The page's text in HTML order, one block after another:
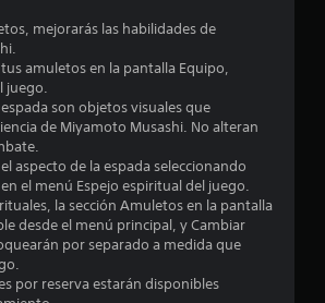
mejorarás las habilidades de
amuletos en la pantalla Equipo,
juego.
son objetos visuales que
de Miyamoto Musashi. No alteran
aspecto de la espada seleccionando
el menú Espejo espiritual del juego.
la sección Amuletos en la pantalla
desde el menú principal, y Cambiar
por separado a medida que
por reserva estarán disponibles